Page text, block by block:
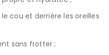
cou et derrière les oreilles
sans frotter ;